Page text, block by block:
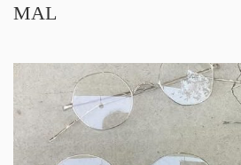
MAL